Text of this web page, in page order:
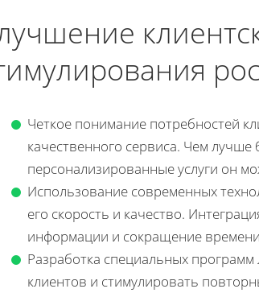
Четкое понимание потребностей
качественного сервиса. Чем лучше
персонализированные услуги он
Использование современных
его скорость и качество.
информации и сокращение
Разработка специальных
клиентов и стимулировать